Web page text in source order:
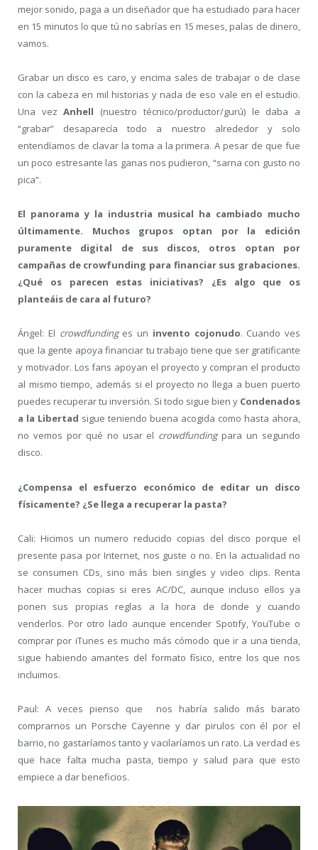
mejor sonido, paga a un diseñador que ha estudiado para hacer
en 15 minutos lo que tú no sabrías en 15 meses, palas de dinero,
vamos.
Grabar un disco es caro, y encima sales de trabajar o de clase
con la cabeza en mil historias y nada de eso vale en el estudio.
Una vezAnhell (nuestro técnico/productor/gurú) le daba a
“grabar” desaparecía todo a nuestro alrededor y solo
entendíamos de clavar la toma a la primera. A pesar de que fue
un poco estresante las ganas nos pudieron, “sarna con gusto no
pica”.
El panorama y la industria musical ha cambiado mucho
últimamente. Muchos grupos optan por la edición
puramente digital de sus discos, otros optan por
campañas de crowfunding para financiar sus grabaciones.
¿Qué os parecen estas iniciativas? ¿Es algo que os
planteáis de cara al futuro?
Ángel: El crowdfundinges un invento cojonudo. Cuando ves
que la gente apoya financiar tu trabajo tiene que ser gratificante
y motivador. Los fans apoyan el proyecto y compran el producto
al mismo tiempo, además si el proyecto no llega a buen puerto
puedes recuperar tu inversión. Si todo sigue bien y Condenados
a la Libertad sigue teniendo buena acogida como hasta ahora,
no vemos por qué no usar el crowdfundingpara un segundo
disco.
¿Compensa el esfuerzo económico de editar un disco
físicamente? ¿Se llega a recuperar la pasta?
Cali: Hicimos un numero reducido copias del disco porque el
presente pasa por Internet, nos guste o no. En la actualidad no
se consumen CDs, sino más bien singles y video clips. Renta
hacer muchas copias si eres AC/DC, aunque incluso ellos ya
ponen sus propias reglas a la hora de donde y cuando
venderlos. Por otro lado aunque encender Spotify, YouTube o
comprar por iTunes es mucho más cómodo que ir a una tienda,
sigue habiendo amantes del formato físico, entre los que nos
incluimos.
Paul: A veces pienso que nos habría salido más barato
comprarnos un Porsche Cayenne y dar pirulos con él por el
barrio, no gastaríamos tanto y vacilaríamos un rato. La verdad es
que hace falta mucha pasta, tiempo y salud para que esto
empiece a dar beneficios.